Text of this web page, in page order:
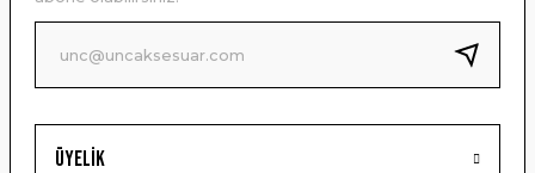
Ürün fiyatı diğer sitelerden daha pahalı.
Bu ürüne benzer farklı alternatifler olmalı.
Üyelik